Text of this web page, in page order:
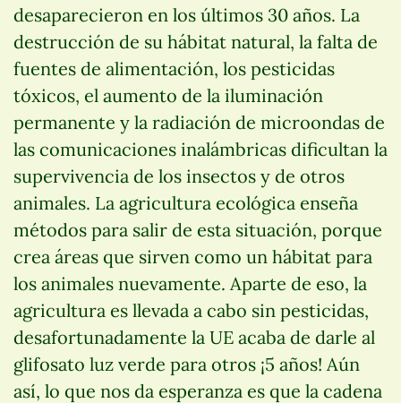
desaparecieron en los últimos 30 años. La
destrucción de su hábitat natural, la falta de
fuentes de alimentación, los pesticidas
tóxicos, el aumento de la iluminación
permanente y la radiación de microondas de
las comunicaciones inalámbricas dificultan la
supervivencia de los insectos y de otros
animales. La agricultura ecológica enseña
métodos para salir de esta situación, porque
crea áreas que sirven como un hábitat para
los animales nuevamente. Aparte de eso, la
agricultura es llevada a cabo sin pesticidas,
desafortunadamente la UE acaba de darle al
glifosato luz verde para otros ¡5 años! Aún
así, lo que nos da esperanza es que la cadena